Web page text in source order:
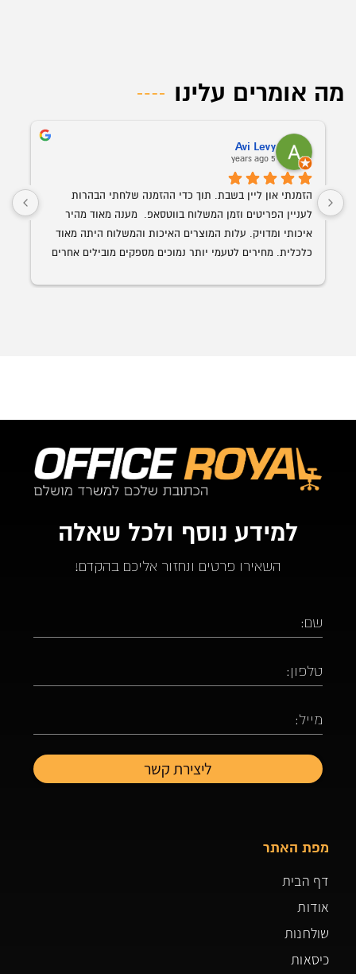
מה אומרים עלינו
Avi Levy
5 years ago
מ-24 שעות מההזמנה.
למידע נוסף ולכל שאלה
השאירו פרטים ונחזור אליכם בהקדם!
מפת האתר
דף הבית
אודות
שולחנות
כיסאות